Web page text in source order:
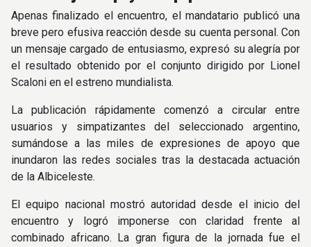
Apenas finalizado el encuentro, el mandatario publicó una
breve pero efusiva reacción desde su cuenta personal. Con
un mensaje cargado de entusiasmo, expresó su alegría por
el resultado obtenido por el conjunto dirigido por Lionel
Scaloni en el estreno mundialista.
La publicación rápidamente comenzó a circular entre
usuarios y simpatizantes del seleccionado argentino,
sumándose a las miles de expresiones de apoyo que
inundaron las redes sociales tras la destacada actuación
de la Albiceleste.
El equipo nacional mostró autoridad desde el inicio del
encuentro y logró imponerse con claridad frente al
combinado africano. La gran figura de la jornada fue el